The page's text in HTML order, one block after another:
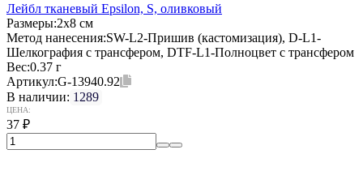
Лейбл тканевый Epsilon, S, оливковый
Размеры:2х8 см
Метод нанесения:SW-L2-Пришив (кастомизация), D-L1-
Шелкография с трансфером, DTF-L1-Полноцвет с трансфером
Вес:0.37 г
Артикул:G-13940.92
В наличии: 1289
ЦЕНА:
37 ₽